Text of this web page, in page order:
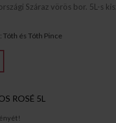
Száraz vörös bor. 5L-s
és Tóth Pince
ROSÉ 5L